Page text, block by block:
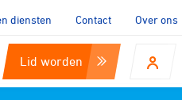
diensten Contact Over ons
Lid worden